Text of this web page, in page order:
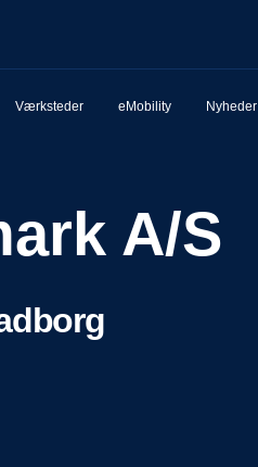
Værksteder eMobility Nyheder
A/S